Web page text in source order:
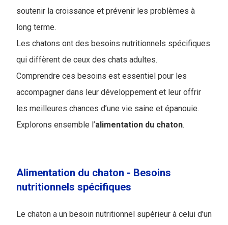
soutenir la croissance et prévenir les problèmes à
long terme.
Les chatons ont des besoins nutritionnels spécifiques
qui diffèrent de ceux des chats adultes.
Comprendre ces besoins est essentiel pour les
accompagner dans leur développement et leur offrir
les meilleures chances d’une vie saine et épanouie.
Explorons ensemble l’​alimentation du chaton.
Alimentation du chaton - Besoins
nutritionnels spécifiques
Le chaton a un besoin nutritionnel supérieur à celui d'un